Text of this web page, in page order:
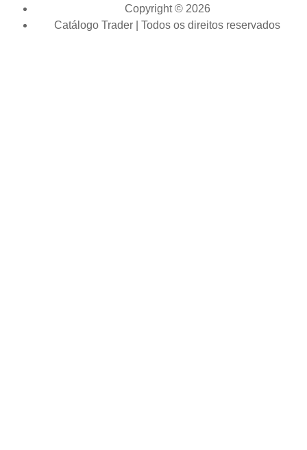
Copyright © 2026
Catálogo Trader | Todos os direitos reservados